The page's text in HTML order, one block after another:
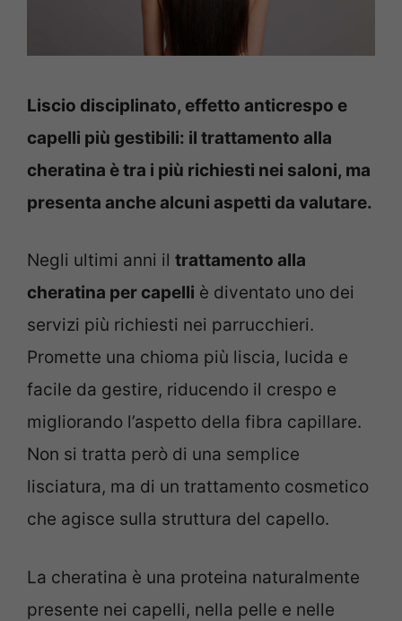
Liscio disciplinato, effetto anticrespo e
capelli più gestibili: il trattamento alla
cheratina è tra i più richiesti nei saloni, ma
presenta anche alcuni aspetti da valutare.
Negli ultimi anni il trattamento alla
cheratina per capelli è diventato uno dei
servizi più richiesti nei parrucchieri.
Promette una chioma più liscia, lucida e
facile da gestire, riducendo il crespo e
migliorando l’aspetto della fibra capillare.
Non si tratta però di una semplice
lisciatura, ma di un trattamento cosmetico
che agisce sulla struttura del capello.
La cheratina è una proteina naturalmente
presente nei capelli, nella pelle e nelle